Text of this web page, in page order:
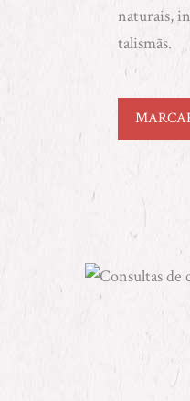
naturais,
talismãs.